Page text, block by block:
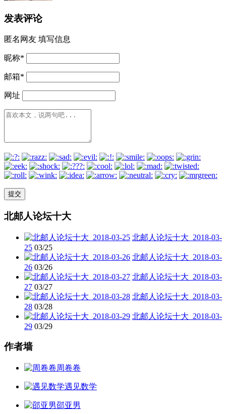
发表评论
匿名网友 填写信息
昵称*
邮箱*
网址
北邮人论坛十大
北邮人论坛十大_2018-03-
25 03/25
北邮人论坛十大_2018-03-
26 03/26
北邮人论坛十大_2018-03-
27 03/27
北邮人论坛十大_2018-03-
28 03/28
北邮人论坛十大_2018-03-
29 03/29
作者墙
周卷卷
遇见数学
邵亚男